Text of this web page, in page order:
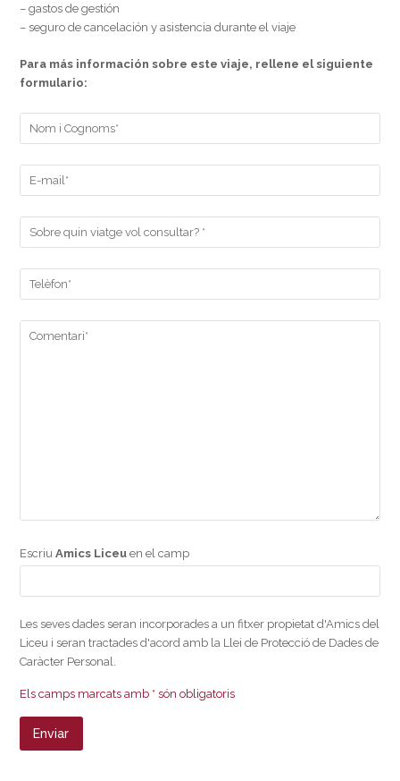
– gastos de gestión
– seguro de cancelación y asistencia durante el viaje
Para más información sobre este viaje, rellene el siguiente
formulario:
EscriuAmics Liceu en el camp
Les seves dades seran incorporades a un fitxer propietat d'Amics del
Liceu i seran tractades d'acord amb la Llei de Protecció de Dades de
Caràcter Personal.
Els camps marcats amb * són obligatoris